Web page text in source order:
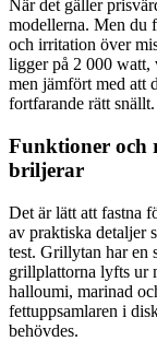
När det gäller
modellerna. Men du
och irritation över
ligger på 2 000 watt,
men jämfört med att
fortfarande rätt snällt.
Funktioner och
briljerar
Det är lätt att fastna
av praktiska
test. Grillytan har en
grillplattorna lyfts ur
halloumi, marinad
fettuppsamlaren i
behövdes.